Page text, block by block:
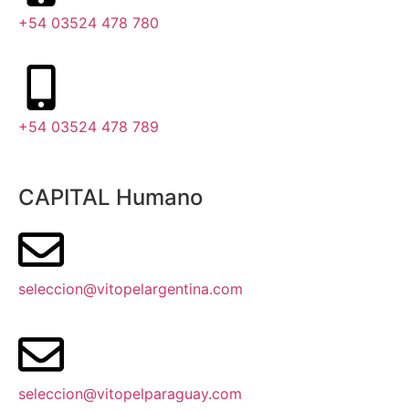
+54 03524 478 780​
+54 03524 478 789​
CAPITAL Humano
seleccion@vitopelargentina.com
seleccion@vitopelparaguay.com